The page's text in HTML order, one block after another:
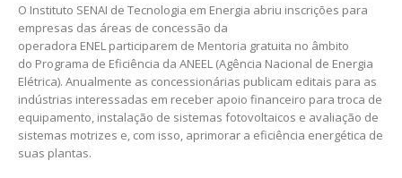
O Instituto SENAI de Tecnologia em Energia abriu inscrições para
empresas das áreas de concessão da
operadora ENEL participarem de Mentoria gratuita no âmbito
do Programa de Eficiência da ANEEL (Agência Nacional de Energia
Elétrica). Anualmente as concessionárias publicam editais para as
indústrias interessadas em receber apoio financeiro para troca de
equipamento, instalação de sistemas fotovoltaicos e avaliação de
sistemas motrizes e, com isso, aprimorar a eficiência energética de
suas plantas.